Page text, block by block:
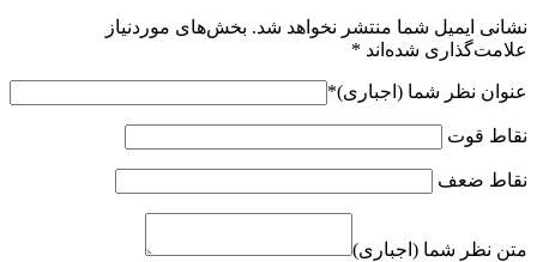
نشانی ایمیل شما منتشر نخواهد شد. بخش‌های موردنیاز
علامت‌گذاری شده‌اند *
عنوان نظر شما (اجباری)*
نقاط قوت
نقاط ضعف
متن نظر شما (اجباری)